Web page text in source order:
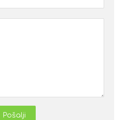
Pošalji